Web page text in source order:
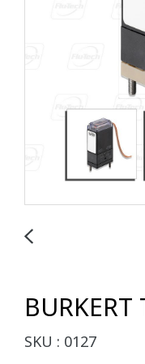
BURKERT
SKU : 0127